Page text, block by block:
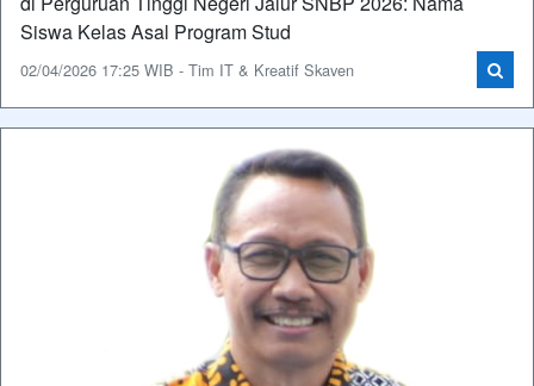
Siswa Kelas Asal Program Stud
02/04/2026 17:25 WIB - Tim IT & Kreatif Skaven